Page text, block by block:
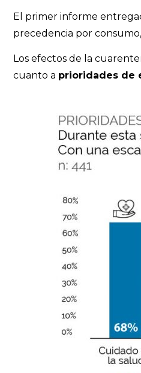
El primer informe
precedencia por
Los efectos de la
cuanto a prioridades de